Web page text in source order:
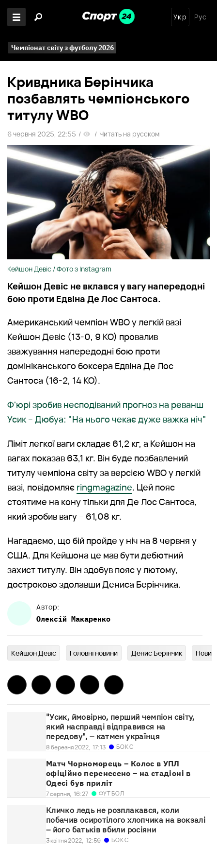
Укр Рус
Чемпіонат світу з футболу 2026
Кривдника Берінчика
позбавлять чемпіонського
титулу WBO
6 червня 2025, 22:55 / / Читать на русском
Кейшон Девіс / Фото з Instagram
Кейшон Девіс не вклався у вагу напередодні
бою проти Едвіна Де Лос Сантоса.
Американський чемпіон WBO у легкій вазі
Кейшон Девіс (13-0, 9 КО) провалив
зважування напередодні бою проти
домініканського боксера Едвіна Де Лос
Сантоса (16-2, 14 КО).
Ф'юрі зробив несподіваний прогноз на реванш
Усик – Дюбуа: "На нього чекає дуже важка ніч"
Ліміт легкої ваги складає 61,2 кг, а Кейшон на
вагах показав 63,1 кг. Він буде позбавлений
титулу чемпіона світу за версією WBO у легкій
вазі, повідомляє ringmagazine. Цей пояс
стоятиме на кону тільки для Де Лос Сантоса,
який зробив вагу – 61,08 кг.
Нагадаємо, що бій пройде у ніч на 8 червня у
США. Для Кейшона це мав бути дебютний
захист титулу. Він здобув пояс у лютому,
достроково здолавши Дениса Берінчика.
Автор:
Олексій Макаренко
Кейшон Девіс Головні новини Денис Берінчик
"Усик, ймовірно, перший чемпіон світу,
який насправді відправився на
передову", – катмен українця
8 березня 2022, 17:13 БОКС
Матч Чорноморець – Колос в УПЛ
офіційно перенесено – на стадіоні в
Одесі був приліт
7 серпня, 16:27 ФУТБОЛ
Кличко ледь не розплакався, коли
побачив осиротілого хлопчика на вокзалі
– його батьків вбили росіяни
3 квітня 2022, 12:59 БОКС